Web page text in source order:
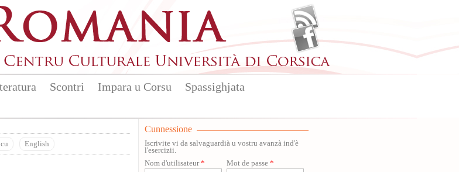
Scontri Impara u Corsu Spassighjata
English
Cunnessione
Iscrivite vi da salvaguardià u vostru avanzà ind'è
l'esercizii.
Nom d'utilisateur* Mot de passe *